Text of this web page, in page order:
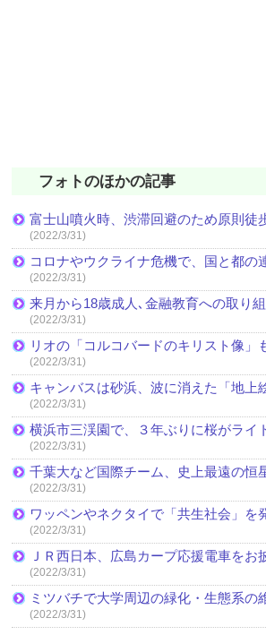
フォトのほかの記事
富士山噴火時、渋滞回避のため原則徒
(2022/3/31)
コロナやウクライナ危機で、国と都の
(2022/3/31)
来月から18歳成人､金融教育への取り
(2022/3/31)
リオの「コルコバードのキリスト像」
(2022/3/31)
キャンバスは砂浜、波に消えた「地上
(2022/3/31)
横浜市三渓園で、３年ぶりに桜がラ
(2022/3/31)
千葉大など国際チーム、史上最遠の恒
(2022/3/31)
ワッペンやネクタイで「共生社会」を
(2022/3/31)
ＪＲ西日本、広島カープ応援電車をお
(2022/3/31)
ミツバチで大学周辺の緑化・生態系の
(2022/3/31)